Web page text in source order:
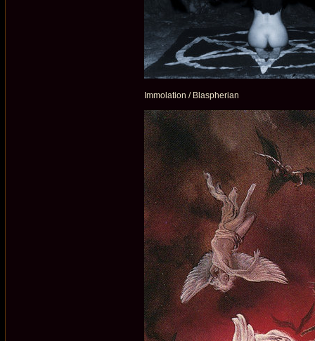
Immolation / Blaspherian